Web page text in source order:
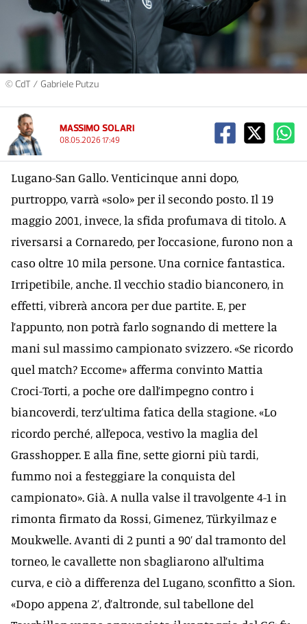
© CdT / Gabriele Putzu
MASSIMO SOLARI
08.05.2026 17:49
Lugano-San Gallo. Venticinque anni dopo,
purtroppo, varrà «solo» per il secondo posto. Il 19
maggio 2001, invece, la sfida profumava di titolo. A
riversarsi a Cornaredo, per l’occasione, furono non a
caso oltre 10 mila persone. Una cornice fantastica.
Irripetibile, anche. Il vecchio stadio bianconero, in
effetti, vibrerà ancora per due partite. E, per
l’appunto, non potrà farlo sognando di mettere la
mani sul massimo campionato svizzero. «Se ricordo
quel match? Eccome» afferma convinto Mattia
Croci-Torti, a poche ore dall’impegno contro i
biancoverdi, terz’ultima fatica della stagione. «Lo
ricordo perché, all’epoca, vestivo la maglia del
Grasshopper. E alla fine, sette giorni più tardi,
fummo noi a festeggiare la conquista del
campionato». Già. A nulla valse il travolgente 4-1 in
rimonta firmato da Rossi, Gimenez, Türkyilmaz e
Moukwelle. Avanti di 2 punti a 90’ dal tramonto del
torneo, le cavallette non sbagliarono all’ultima
curva, e ciò a differenza del Lugano, sconfitto a Sion.
«Dopo appena 2’, d’altronde, sul tabellone del